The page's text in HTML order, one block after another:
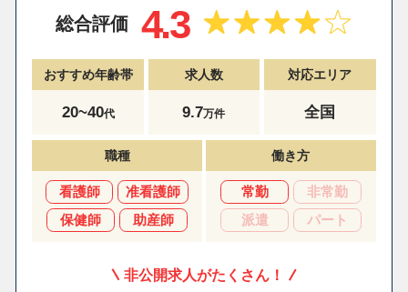
総合評価 4.3
おすすめ年齢帯
20~40代
求人数
9.7万件
対応エリア
全国
職種
看護師
准看護師
保健師
助産師
働き方
常勤
非常勤
派遣
パート
非公開求人がたくさん！